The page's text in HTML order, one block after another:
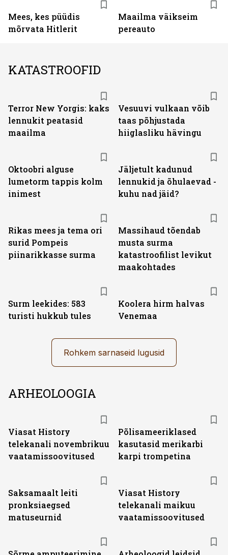
Mees, kes püüdis
mõrvata Hitlerit
Maailma väikseim
pereauto
KATASTROOFID
Terror New Yorgis: kaks
lennukit peatasid
maailma
Vesuuvi vulkaan võib
taas põhjustada
hiiglasliku hävingu
Oktoobri alguse
lumetorm tappis kolm
inimest
Jäljetult kadunud
lennukid ja õhulaevad -
kuhu nad jäid?
Rikas mees ja tema ori
surid Pompeis
piinarikkasse surma
Massihaud tõendab
musta surma
katastroofilist levikut
maakohtades
Surm leekides: 583
turisti hukkub tules
Koolera hirm halvas
Venemaa
Rohkem sarnaseid lugusid
ARHEOLOOGIA
Viasat History
telekanali novembrikuu
vaatamissoovitused
Põlisameeriklased
kasutasid merikarbi
karpi trompetina
Saksamaalt leiti
pronksiaegsed
matuseurnid
Viasat History
telekanali maikuu
vaatamissoovitused